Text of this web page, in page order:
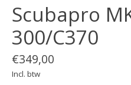
Scubapro
300/C370
€349,00
Incl. btw